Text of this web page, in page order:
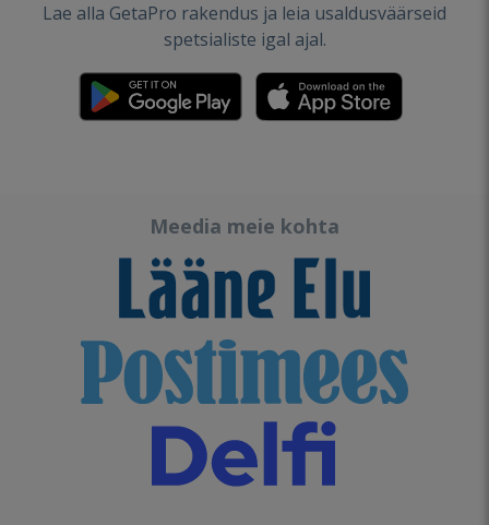
Lae alla GetaPro rakendus ja leia usaldusväärseid
spetsialiste igal ajal.
Meedia meie kohta